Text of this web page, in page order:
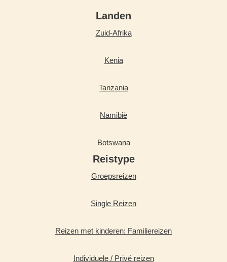
Landen
Zuid-Afrika
Kenia
Tanzania
Namibië
Botswana
Reistype
Groepsreizen
Single Reizen
Reizen met kinderen: Familiereizen
Individuele / Privé reizen